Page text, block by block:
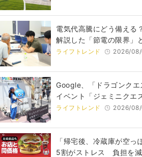
電気代高騰にどう備える
解説した「節電の限界」
ライフトレンド 2026/
Google、「ドラゴンク
イベント「ジェミニクエ
ライフトレンド 2026/
「帰宅後、冷蔵庫が空
5割がストレス 負担を